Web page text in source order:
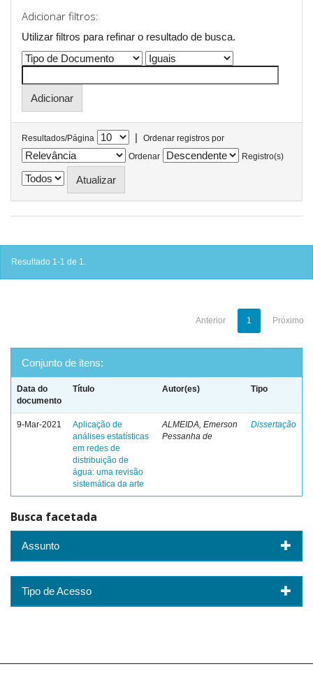
Adicionar filtros:
Utilizar filtros para refinar o resultado de busca.
Resultados/Página |
Ordenar registros por
Ordenar
Registro(s)
Resultado 1-1 de 1.
Anterior 1 Próximo
Conjunto de itens:
Data do
documento
Título Autor(es) Tipo
9-Mar-2021
Aplicação de
análises estatísticas
em redes de
distribuição de
água: uma revisão
sistemática da arte
ALMEIDA, Emerson
Pessanha de
Dissertação
Busca facetada
Assunto
Tipo de Acesso